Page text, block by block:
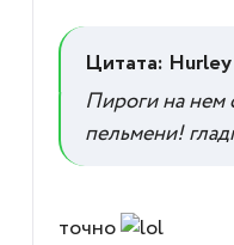
Цитата: Hurley
Пироги на нем
пельмени!
точно